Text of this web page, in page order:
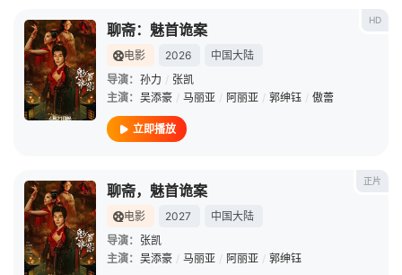
HD
聊斋：魅首诡案
电影 2026
中国大陆
导演： 孙力 / 张凯
主演： 吴添豪 / 马丽亚 / 阿丽亚 / 郭绅钰 / 傲蕾
立即播放
正片
聊斋，魅首诡案
电影 2027
中国大陆
导演： 张凯
主演： 吴添豪 / 马丽亚 / 阿丽亚 / 郭绅钰